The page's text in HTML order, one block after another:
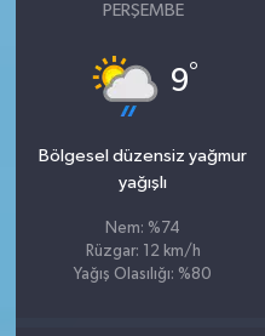
PERŞEMBE
9°
Bölgesel düzensiz yağmur
yağışlı
Nem: %74
Rüzgar: 12 km/h
Yağış Olasılığı: %80